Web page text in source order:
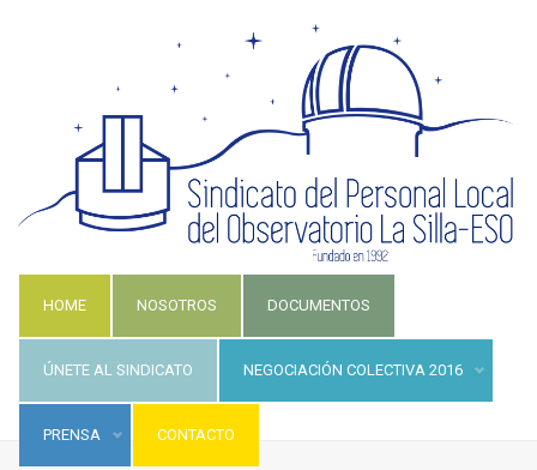
HOME NOSOTROS DOCUMENTOS
ÚNETE AL SINDICATO NEGOCIACIÓN COLECTIVA 2016
PRENSA CONTACTO